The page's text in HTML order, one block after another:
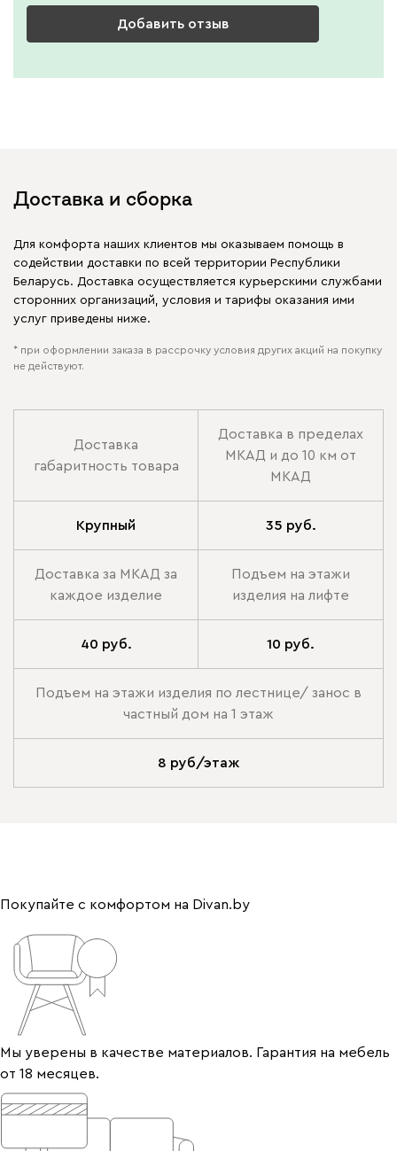
Добавить отзыв
Доставка и сборка
Для комфорта наших клиентов мы оказываем помощь в
содействии доставки по всей территории Республики
Беларусь. Доставка осуществляется курьерскими службами
сторонних организаций, условия и тарифы оказания ими
услуг приведены ниже.
* при оформлении заказа в рассрочку условия других акций на покупку
не действуют.
Доставка
габаритность товара
Доставка в пределах
МКАД и до 10 км от
МКАД
Крупный 35 руб.
Доставка за МКАД за
каждое изделие
Подъем на этажи
изделия на лифте
40 руб. 10 руб.
Подъем на этажи изделия по лестнице/ занос в
частный дом на 1 этаж
8 руб/этаж
Покупайте с комфортом на Divan.by
Мы уверены в качестве материалов. Гарантия на мебель
от 18 месяцев.